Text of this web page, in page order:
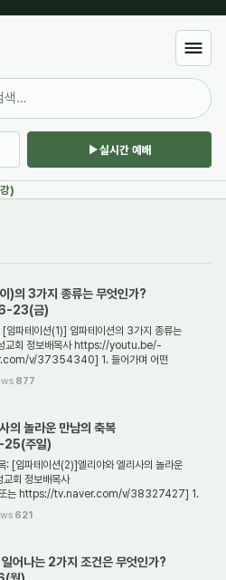
실시간 예배
)
)의 3가지 종류는 무엇인가?
23(금)
파테이션(1)] 임파테이션의 3가지 종류는
교회 정보배목사 https://youtu.be/-
v/37354340] 1. 들어가며 어떤
877
의 놀라운 만남의 축복
주일)
임파테이션(2)]엘리야와 엘리사의 놀라운
회 정보배목사
는 https://tv.naver.com/v/38327427] 1.
마디로...
621
어나는 2가지 조건은 무엇인가?
케치북5
케치북5